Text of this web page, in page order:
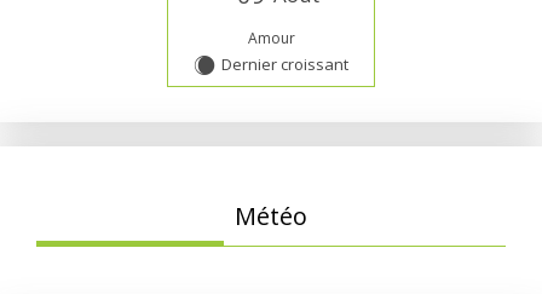
Amour
X Dernier croissant
Météo